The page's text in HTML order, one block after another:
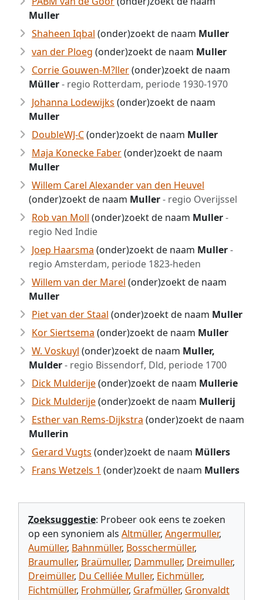
Muller
Shaheen Iqbal (onder)zoekt de naam Muller
van der Ploeg (onder)zoekt de naam Muller
Corrie Gouwen-M?ller(onder)zoekt de naam
Müller- regio Rotterdam, periode 1930-1970
Johanna Lodewijks (onder)zoekt de naam
Muller
DoubleWJ-C(onder)zoekt de naam Muller
Maja Konecke Faber(onder)zoekt de naam
Muller
Willem Carel Alexander van den Heuvel
(onder)zoekt de naam Muller- regio Overijssel
Rob van Moll (onder)zoekt de naam Muller-
regio Ned Indie
Joep Haarsma (onder)zoekt de naam Muller-
regio Amsterdam, periode 1823-heden
Willem van der Marel (onder)zoekt de naam
Muller
Piet van der Staal (onder)zoekt de naam Muller
Kor Siertsema (onder)zoekt de naam Muller
W. Voskuyl (onder)zoekt de naam Muller,
Mulder- regio Bissendorf, Dld, periode 1700
Dick Mulderije(onder)zoekt de naam Mullerie
Dick Mulderije(onder)zoekt de naam Mullerij
Esther van Rems-Dijkstra (onder)zoekt de naam
Mullerin
Gerard Vugts (onder)zoekt de naam Müllers
Frans Wetzels 1 (onder)zoekt de naam Mullers
Zoeksuggestie: Probeer ook eens te zoeken
op een synoniem als Altmüller, Angermuller,
Aumüller, Bahnmüller, Bosschermüller,
Braumuller, Braümuller, Dammuller, Dreimuller,
Dreimüller, Du Celliée Muller, Eichmüller,
Fichtmüller, Frohmüller, Grafmüller, Gronvaldt